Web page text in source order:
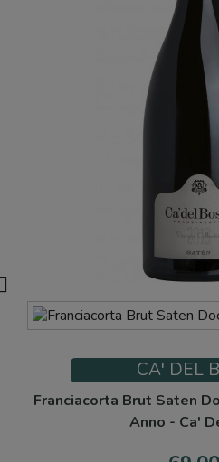
CA' DEL
Franciacorta Brut Saten
Anno - Ca'